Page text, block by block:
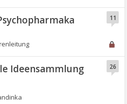
11
Ideensammlung 26